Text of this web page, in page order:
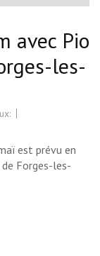
avec Pio
les-
est prévu en
Forges-les-